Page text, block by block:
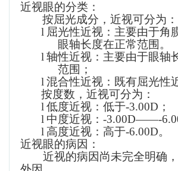
近视眼的分类：
按屈光成分，近视可分为：
l 屈光性近视：主要由于角
眼轴长度在正常范围。
l轴性近视：主要由于眼轴
范围；
l混合性近视：既有屈光性
按度数，近视可分为：
l低度近视：低于-3.00D ；
l 中度近视： -3.00D——-
l高度近视：高于-6.00D。
近视眼的病因：
近视的病因尚未完全明确